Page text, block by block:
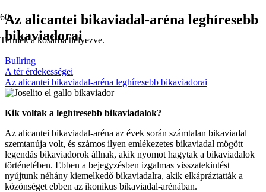
Terméka kosárba helyezve.
Az alicantei bikaviadal-aréna leghíresebb
bikaviadorai
Bullring
A tér érdekességei
Az alicantei bikaviadal-aréna leghíresebb bikaviadorai
Kik voltak a leghíresebb bikaviadalok?
Az alicantei bikaviadal-aréna az évek során számtalan bikaviadal
szemtanúja volt, és számos ilyen emlékezetes bikaviadal mögött
legendás bikaviadorok állnak, akik nyomot hagytak a bikaviadalok
történetében. Ebben a bejegyzésben izgalmas visszatekintést
nyújtunk néhány kiemelkedő bikaviadalra, akik elkápráztatták a
közönséget ebben az ikonikus bikaviadal-arénában.